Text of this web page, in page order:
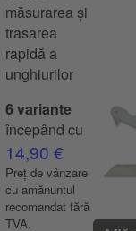
măsurarea și
trasarea
rapidă a
unghiurilor
6 variante
începând cu
14,90 €
Preț de vânzare
cu amănuntul
recomandat fără
TVA.